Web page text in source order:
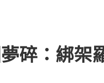
碎：綁架